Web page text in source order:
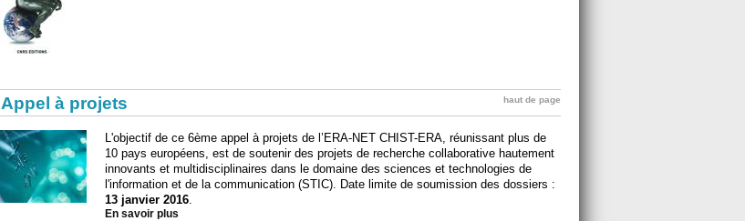
Appel à projets haut de page
L'objectif de ce 6ème appel à projets de l’ERA-NET CHIST-ERA, réunissant plus de
10 pays européens, est de soutenir des projets de recherche collaborative hautement
innovants et multidisciplinaires dans le domaine des sciences et technologies de
l'information et de la communication (STIC). Date limite de soumission des dossiers :
13 janvier 2016.
En savoir plus